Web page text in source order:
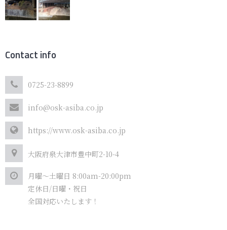
Contact info
0725-23-8899
info@osk-asiba.co.jp
https://www.osk-asiba.co.jp
大阪府泉大津市豊中町2-10-4
月曜～土曜日 8:00am-20:00pm
定休日/日曜・祝日
全国対応いたします！